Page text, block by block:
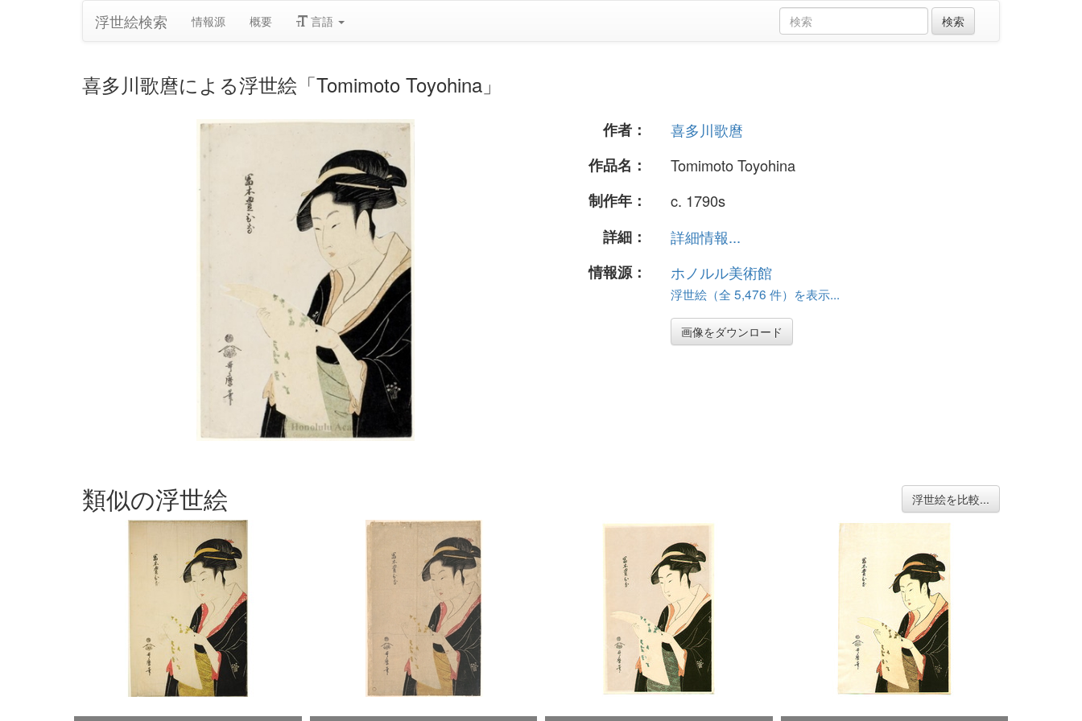
浮世絵検索 情報源 概要 言語
喜多川歌麿による浮世絵「Tomimoto Toyohina」
作者：
喜多川歌麿
作品名：
Tomimoto Toyohina
制作年：
c. 1790s
詳細：
詳細情報...
情報源：
ホノルル美術館
浮世絵（全 5,476 件）を表示...
画像をダウンロード
類似の浮世絵 浮世絵を比較...